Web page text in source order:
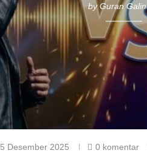
byGuran
5 Desember 2025 0 komentar